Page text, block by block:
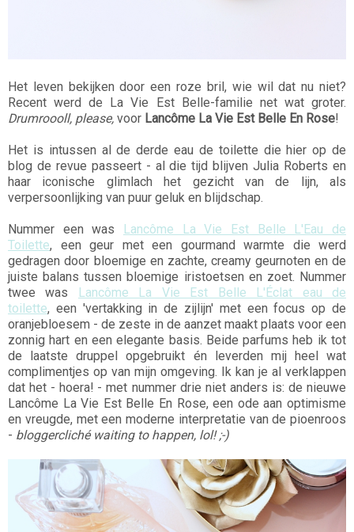
Het leven bekijken door een roze bril, wie wil dat nu niet?
Recent werd de La Vie Est Belle-familie net wat groter.
Drumroooll, please, voor Lancôme La Vie Est Belle En Rose!
Het is intussen al de derde eau de toilette die hier op de
blog de revue passeert - al die tijd blijven Julia Roberts en
haar iconische glimlach het gezicht van de lijn, als
verpersoonlijking van puur geluk en blijdschap.
Nummer een was
Lancôme La Vie Est Belle L'Eau de
Toilette, een geur met een gourmand warmte die werd
gedragen door bloemige en zachte, creamy geurnoten en de
juiste balans tussen bloemige iristoetsen en zoet. Nummer
twee was
Lancôme La Vie Est Belle L'Éclat eau de
toilette, een 'vertakking in de zijlijn' met een focus op de
oranjebloesem - de zeste in de aanzet maakt plaats voor een
zonnig hart en een elegante basis. Beide parfums heb ik tot
de laatste druppel opgebruikt én leverden mij heel wat
complimentjes op van mijn omgeving. Ik kan je al verklappen
dat het - hoera! - met nummer drie niet anders is: de nieuwe
Lancôme La Vie Est Belle En Rose, een ode aan optimisme
en vreugde, met een moderne interpretatie van de pioenroos
- bloggercliché waiting to happen, lol! ;-)